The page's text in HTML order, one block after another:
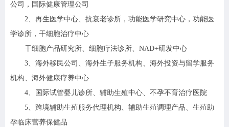
公司，国际健康管理公司
2、再生医学中心、抗衰老诊所，功能医学研究中心，功能医
学诊所，干细胞治疗中心
干细胞产品研究所、细胞疗法诊所、NAD+研发中心
3、海外移民公司、海外生子服务机构、海外投资与留学服务
机构、海外健康疗养中心
4、国际试管婴儿诊所、辅助生殖中心、不孕不育治疗医院
5、跨境辅助生殖服务代理机构、辅助生殖调理产品、生殖助
孕临床营养保健品